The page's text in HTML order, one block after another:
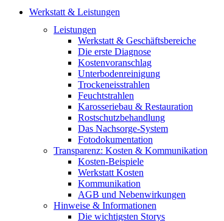
Werkstatt & Leistungen
Leistungen
Werkstatt & Geschäftsbereiche
Die erste Diagnose
Kostenvoranschlag
Unterbodenreinigung
Trockeneisstrahlen
Feuchtstrahlen
Karosseriebau & Restauration
Rostschutzbehandlung
Das Nachsorge-System
Fotodokumentation
Transparenz: Kosten & Kommunikation
Kosten-Beispiele
Werkstatt Kosten
Kommunikation
AGB und Nebenwirkungen
Hinweise & Informationen
Die wichtigsten Storys